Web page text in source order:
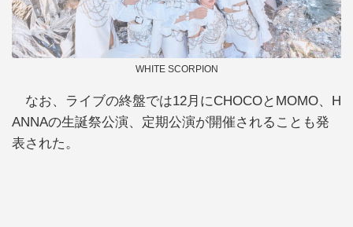
WHITE SCORPION
なお、ライブの終盤では12月にCHOCOとMOMO、H
ANNAの生誕祭公演、定期公演が開催されることも発
表された。